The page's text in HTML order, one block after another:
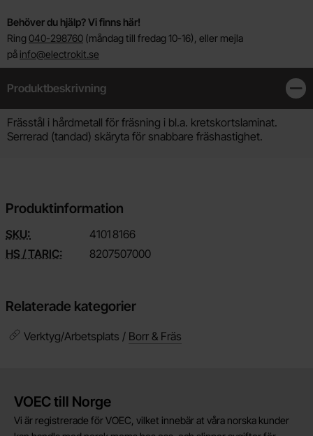
Behöver du hjälp? Vi finns här!
Ring 040-298760 (måndag till fredag 10-16), eller mejla
på info@electrokit.se
Produktbeskrivning
Produktbeskrivning
Frässtål i hårdmetall för fräsning i bl.a. kretskortslaminat.
Serrerad (tandad) skäryta för snabbare fräshastighet.
Produktinformation
SKU: 4101 8166
HS / TARIC:
8207507000
Relaterade kategorier
Verktyg/Arbetsplats / Borr & Fräs
Kort allmän information
VOEC till Norge
Vi är registrerade för VOEC, vilket innebär at våra norska kunder